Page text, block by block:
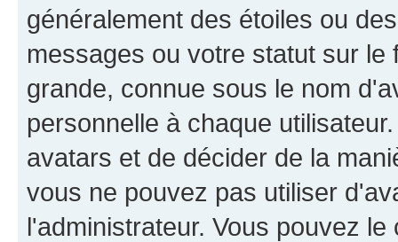
généralement des étoiles ou
messages ou votre statut sur
grande, connue sous le nom
personnelle à chaque
avatars et de décider de la
vous ne pouvez pas utiliser
l'administrateur. Vous pouvez